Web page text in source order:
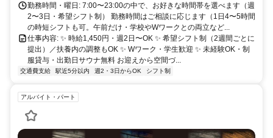
勤務時間・曜日: 7:00〜23:00の中で、お好きな時間帯を選べます（週
2〜3日・希望シフト制） 勤務時間はご相談に応じます（1日4〜5時間
の時短シフトも可。午前だけ・学校やWワークとの両立など...
仕事内容: ✨ 時給1,450円・週2日〜OK ✨ 希望シフト制（2週間ごとに
提出）／扶養内の調整もOK ✨ Wワーク・学生歓迎 ✨ 未経験OK・制
服貸与・出勤日サウナ無料 お迎えから空間づ...
交通費支給 駅近5分以内 週2・3日からOK シフト制
アルバイト・パート